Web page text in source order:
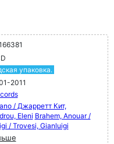
упаковка.
2011
/ Джарретт Кит,
Eleni Brahem, Anouar /
/ Trovesi, Gianluigi